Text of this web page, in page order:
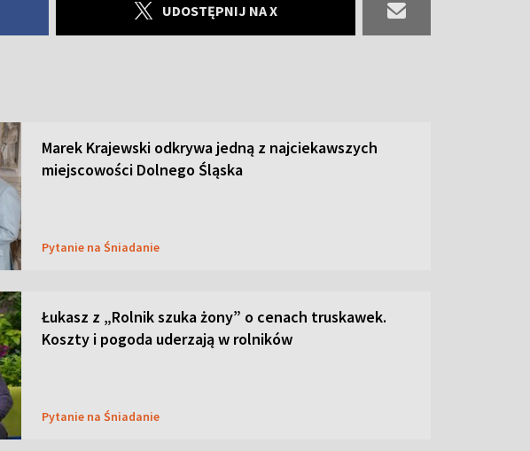
UDOSTĘPNIJ NA X
Marek Krajewski odkrywa jedną z najciekawszych
miejscowości Dolnego Śląska
Pytanie na Śniadanie
Łukasz z „Rolnik szuka żony” o cenach truskawek.
Koszty i pogoda uderzają w rolników
Pytanie na Śniadanie